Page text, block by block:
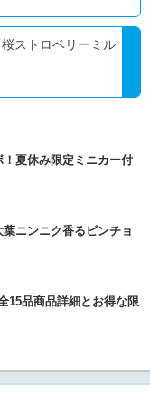
ストロベリーミル
夏休み限定ミニカー付
ニンニク香るビンチョ
15品商品詳細とお得な限